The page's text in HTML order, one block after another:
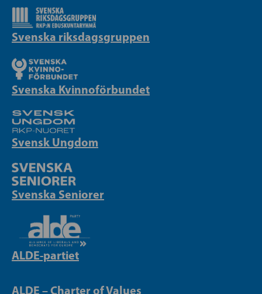
Svenska riksdagsgruppen
Svenska Kvinnoförbundet
Svensk Ungdom
Svenska Seniorer
ALDE-partiet
ALDE – Charter of Values